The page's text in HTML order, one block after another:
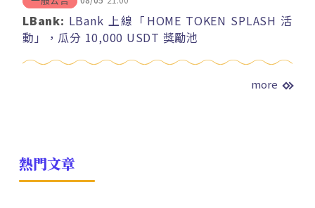
LBank: LBank 上線「HOME TOKEN SPLASH 活
動」，瓜分 10,000 USDT 獎勵池
more
熱門文章